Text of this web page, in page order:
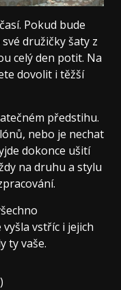
Pokud bude
družičky šaty z
celý den potit. Na
dovolit i těžší
předstihu.
nebo je nechat
dokonce ušití
na druhu a stylu
vstříc i jejich
ty vaše.